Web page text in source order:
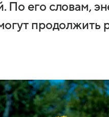
По его словам,
продолжить